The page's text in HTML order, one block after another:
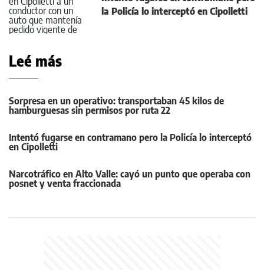
la Policía lo interceptó en Cipolletti
Leé más
Sorpresa en un operativo: transportaban 45 kilos de
hamburguesas sin permisos por ruta 22
Intentó fugarse en contramano pero la Policía lo interceptó
en Cipolletti
Narcotráfico en Alto Valle: cayó un punto que operaba con
posnet y venta fraccionada